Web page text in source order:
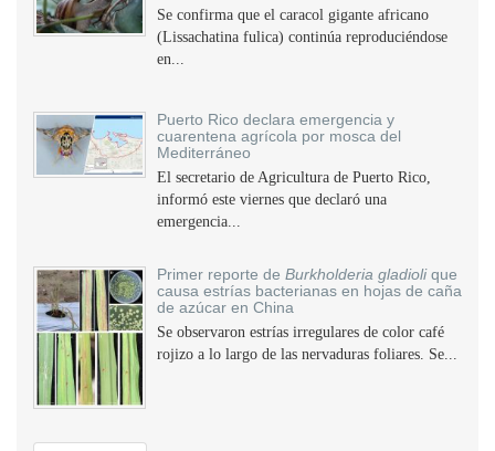
Se confirma que el caracol gigante africano
(Lissachatina fulica) continúa reproduciéndose
en...
Puerto Rico declara emergencia y
cuarentena agrícola por mosca del
Mediterráneo
El secretario de Agricultura de Puerto Rico,
informó este viernes que declaró una
emergencia...
Primer reporte de Burkholderia gladiolique
causa estrías bacterianas en hojas de caña
de azúcar en China
Se observaron estrías irregulares de color café
rojizo a lo largo de las nervaduras foliares. Se...